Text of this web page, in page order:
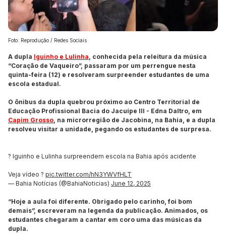
Foto: Reprodução / Redes Sociais
A dupla Iguinho e Lulinha, conhecida pela releitura da música
“Coração de Vaqueiro”, passaram por um perrengue nesta
quinta-feira (12) e resolveram surpreender estudantes de uma
escola estadual.
O ônibus da dupla quebrou próximo ao Centro Territorial de
Educação Profissional Bacia do Jacuípe III - Edna Daltro, em
Capim Grosso, na microrregião de Jacobina, na Bahia, e a dupla
resolveu visitar a unidade, pegando os estudantes de surpresa.
? Iguinho e Lulinha surpreendem escola na Bahia após acidente
Veja vídeo ? pic.twitter.com/hN3YWVfHLT
— Bahia Notícias (@BahiaNoticias) June 12, 2025
“Hoje a aula foi diferente. Obrigado pelo carinho, foi bom
demais”, escreveram na legenda da publicação. Animados, os
estudantes chegaram a cantar em coro uma das músicas da
dupla.